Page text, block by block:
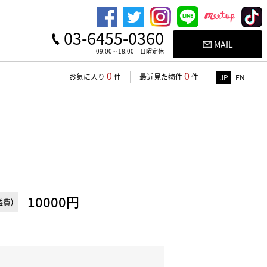
03-6455-0360
09:00～18:00 日曜定休
MAIL
お気に入り 0 件 最近見た物件0 件 JP EN
費) 10000円